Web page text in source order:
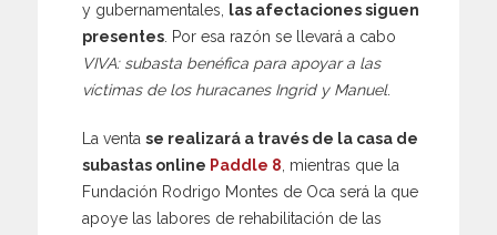
y gubernamentales,
las afectaciones siguen
presentes . Por esa razón se llevará a cabo
VIVA: subasta benéfica para apoyar a las
víctimas de los huracanes Ingrid y Manuel.
La venta se realizará a través de la casa de
subastas online Paddle 8 , mientras que la
Fundación Rodrigo Montes de Oca será la que
apoye las labores de rehabilitación de las